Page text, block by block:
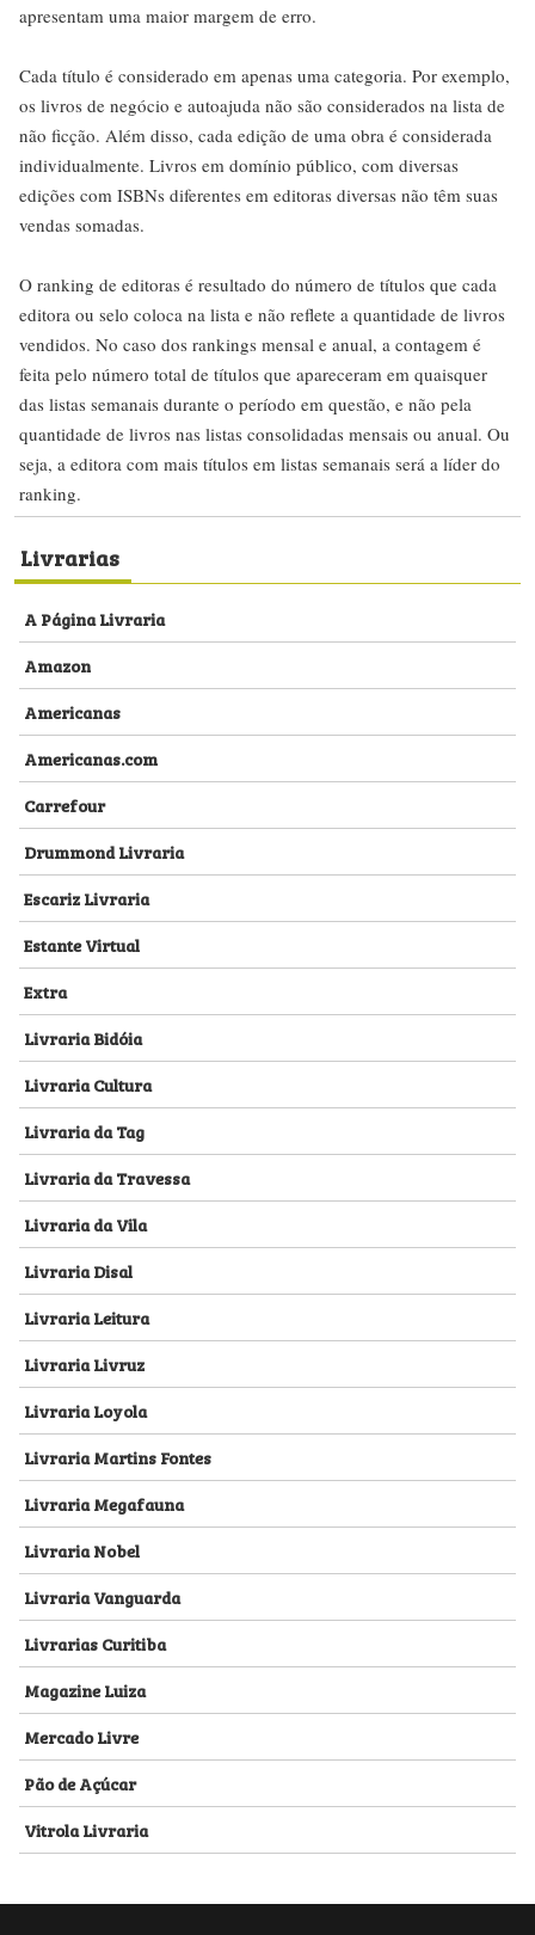
apresentam uma maior margem de erro.
Cada título é considerado em apenas uma categoria. Por exemplo,
os livros de negócio e autoajuda não são considerados na lista de
não ficção. Além disso, cada edição de uma obra é considerada
individualmente. Livros em domínio público, com diversas
edições com ISBNs diferentes em editoras diversas não têm suas
vendas somadas.
O ranking de editoras é resultado do número de títulos que cada
editora ou selo coloca na lista e não reflete a quantidade de livros
vendidos. No caso dos rankings mensal e anual, a contagem é
feita pelo número total de títulos que apareceram em quaisquer
das listas semanais durante o período em questão, e não pela
quantidade de livros nas listas consolidadas mensais ou anual. Ou
seja, a editora com mais títulos em listas semanais será a líder do
ranking.
Livrarias
A Página Livraria
Amazon
Americanas
Americanas.com
Carrefour
Drummond Livraria
Escariz Livraria
Estante Virtual
Extra
Livraria Bidóia
Livraria Cultura
Livraria da Tag
Livraria da Travessa
Livraria da Vila
Livraria Disal
Livraria Leitura
Livraria Livruz
Livraria Loyola
Livraria Martins Fontes
Livraria Megafauna
Livraria Nobel
Livraria Vanguarda
Livrarias Curitiba
Magazine Luiza
Mercado Livre
Pão de Açúcar
Vitrola Livraria